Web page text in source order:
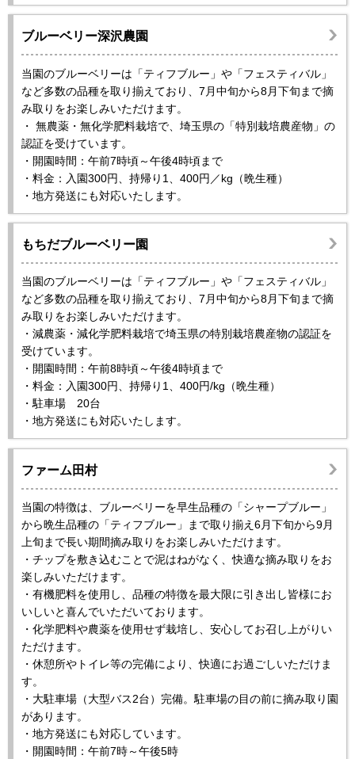
ブルーベリー深沢農園
当園のブルーベリーは「ティフブルー」や「フェスティバル」
など多数の品種を取り揃えており、7月中旬から8月下旬まで摘
み取りをお楽しみいただけます。
・ 無農薬・無化学肥料栽培で、埼玉県の「特別栽培農産物」の
認証を受けています。
・開園時間：午前7時頃～午後4時頃まで
・料金：入園300円、持帰り1、400円／kg（晩生種）
・地方発送にも対応いたします。
もちだブルーベリー園
当園のブルーベリーは「ティフブルー」や「フェスティバル」
など多数の品種を取り揃えており、7月中旬から8月下旬まで摘
み取りをお楽しみいただけます。
・減農薬・減化学肥料栽培で埼玉県の特別栽培農産物の認証を
受けています。
・開園時間：午前8時頃～午後4時頃まで
・料金：入園300円、持帰り1、400円/kg（晩生種）
・駐車場 20台
・地方発送にも対応いたします。
ファーム田村
当園の特徴は、ブルーベリーを早生品種の「シャープブルー」
から晩生品種の「ティフブルー」まで取り揃え6月下旬から9月
上旬まで長い期間摘み取りをお楽しみいただけます。
・チップを敷き込むことで泥はねがなく、快適な摘み取りをお
楽しみいただけます。
・有機肥料を使用し、品種の特徴を最大限に引き出し皆様にお
いしいと喜んでいただいております。
・化学肥料や農薬を使用せず栽培し、安心してお召し上がりい
ただけます。
・休憩所やトイレ等の完備により、快適にお過ごしいただけま
す。
・大駐車場（大型バス2台）完備。駐車場の目の前に摘み取り園
があります。
・地方発送にも対応しています。
・開園時間：午前7時～午後5時